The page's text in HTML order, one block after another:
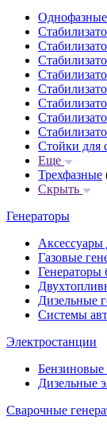
Однофазные
Стойки для
Еще
Трехфазные
Скрыть
Генераторы
Аксессуары
Газовые
Генераторы
Дизельные
Системы
Электростанции
Бензиновые
Дизельные
Сварочные